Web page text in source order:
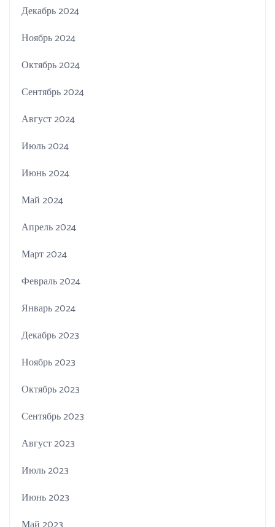
Декабрь 2024
Ноябрь 2024
Октябрь 2024
Сентябрь 2024
Август 2024
Июль 2024
Июнь 2024
Май 2024
Апрель 2024
Март 2024
Февраль 2024
Январь 2024
Декабрь 2023
Ноябрь 2023
Октябрь 2023
Сентябрь 2023
Август 2023
Июль 2023
Июнь 2023